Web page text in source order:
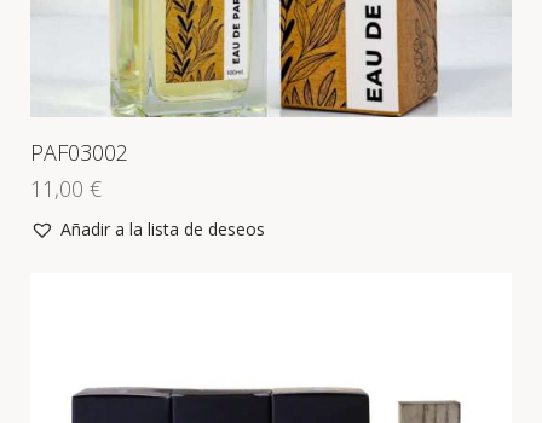
PAF03002
11,00 €
Añadir a la lista de deseos